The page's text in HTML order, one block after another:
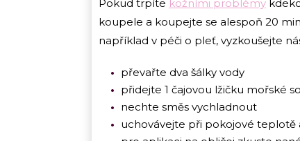
Pokud trpíte kožními problémy
koupele a koupejte se alespoň 20
například v péči o pleť, vyzkoušejte
převařte dva šálky vody
přidejte 1 čajovou lžičku mořské
nechte směs vychladnout
uchovávejte při pokojové